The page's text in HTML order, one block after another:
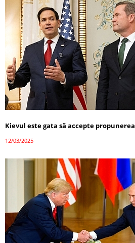
Kievul este gata să accepte
12/03/2025